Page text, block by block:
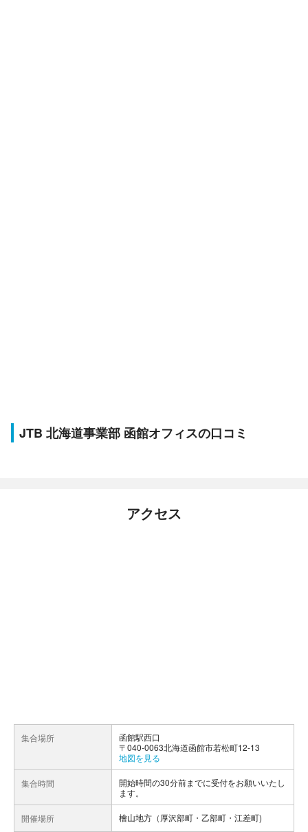
JTB 北海道事業部 函館オフィスの口コミ
アクセス
集合場所
函館駅西口
〒040-0063北海道函館市若松町12-13
地図を見る
集合時間
開始時間の30分前までに受付をお願いいたし
ます。
開催場所 檜山地方（厚沢部町・乙部町・江差町)